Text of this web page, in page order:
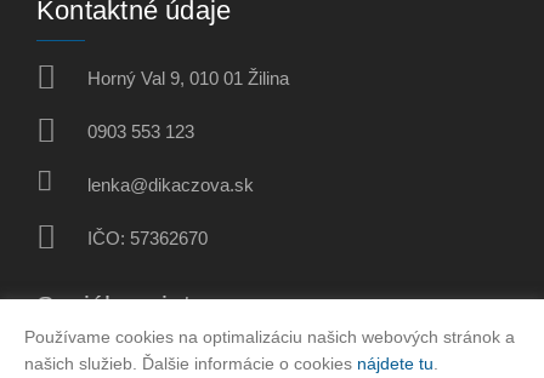
Kontaktné údaje
Horný Val 9, 010 01 Žilina
0903 553 123
lenka@dikaczova.sk
IČO: 57362670
Sociálne siete
Používame cookies na optimalizáciu našich webových stránok a
našich služieb. Ďalšie informácie o cookies nájdete tu